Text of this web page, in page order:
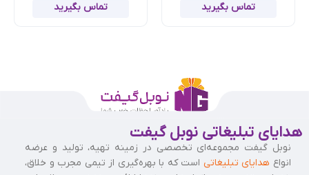
تماس بگیرید
تماس بگیرید
هدایای تبلیغاتی نوبل گیفت
نوبل گیفت مجموعه‌ای تخصصی در زمینه تهیه، تولید و عرضه
انواع هدایای تبلیغاتی است که با بهره‌گیری از تیمی مجرب و خلاق،